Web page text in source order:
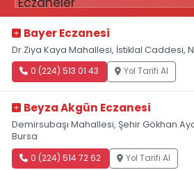
Bayer Eczanesi
Dr.Ziya Kaya Mahallesi, İstiklal Caddesi,
0 (224) 513 01 43 Yol Tarifi Al
Beyza Akgün Eczanesi
Demirsubaşı Mahallesi, Şehir Gökhan
Bursa
0 (224) 514 72 62 Yol Tarifi Al